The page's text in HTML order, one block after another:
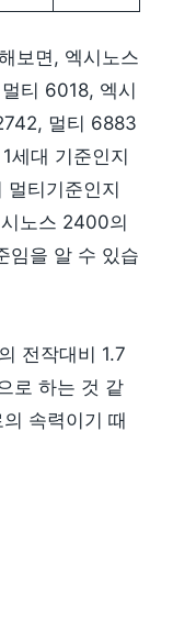
보면, 엑시노스
티 6018, 엑시
멀티 6883
세대 기준인지
멀티기준인지
노스 2400의
임을 알 수 있습
전작대비 1.7
로 하는 것 같
속력이기 때